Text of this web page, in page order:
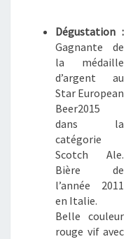
Dégustation :
Gagnante de
la médaille
d’argent au
Star European
Beer2015
dans la
catégorie
Scotch Ale.
Bière de
l’année 2011
en Italie.
Belle couleur
rouge vif avec